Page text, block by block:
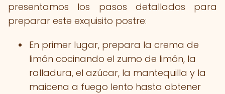
presentamos los pasos detallados para
preparar este exquisito postre:
En primer lugar, prepara la crema de
limón cocinando el zumo de limón, la
ralladura, el azúcar, la mantequilla y la
maicena a fuego lento hasta obtener